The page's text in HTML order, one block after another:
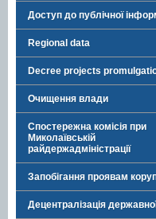
Доступ до публічної
Regional data
Decree projects
Очищення влади
Спостережна комісія при
Миколаївській
райдержадміністрації
Запобігання проявам
Децентралізація